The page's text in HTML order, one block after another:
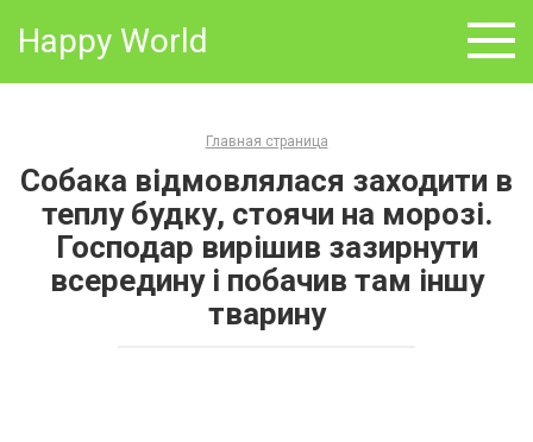
Happy World
Главная страница
Собака відмовлялася заходити в
теплу будку, стоячи на морозі.
Господар вирішив зазирнути
всередину і побачив там іншу
тварину